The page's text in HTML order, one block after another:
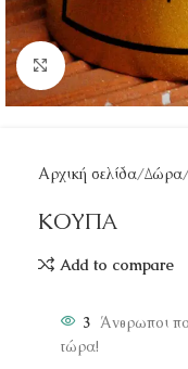
Κάντε κλικ για
Αρχική σελίδα Δώρα
ΚΟΥΠΑ
Add to compare
3 Άνθρωποι
τώρα!